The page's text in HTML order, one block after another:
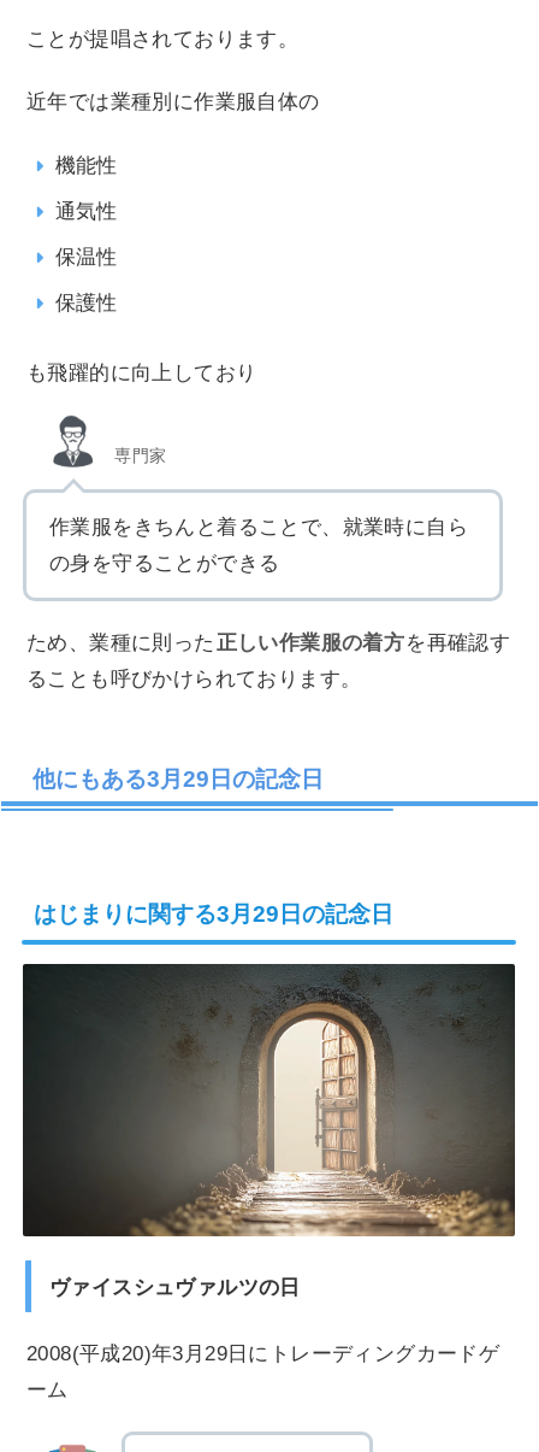
ことが提唱されております。
近年では業種別に作業服自体の
機能性
通気性
保温性
保護性
も飛躍的に向上しており
専門家
作業服をきちんと着ることで、就業時に自ら
の身を守ることができる
ため、業種に則った 正しい作業服の着方を再確認す
ることも呼びかけられております。
他にもある3月29日の記念日
はじまりに関する3月29日の記念日
ヴァイスシュヴァルツの日
2008(平成20)年3月29日にトレーディングカードゲ
ーム